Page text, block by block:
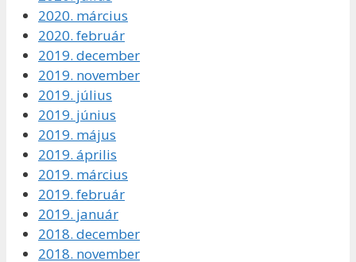
2020. március
2020. február
2019. december
2019. november
2019. július
2019. június
2019. május
2019. április
2019. március
2019. február
2019. január
2018. december
2018. november